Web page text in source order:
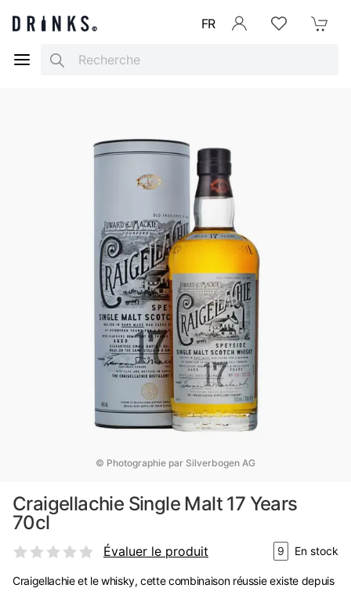
FR
Search
© Photographie par Silverbogen AG
Craigellachie Single Malt 17 Years
70cl
Évaluer le produit 9 En stock
Craigellachie et le whisky, cette combinaison réussie existe depuis